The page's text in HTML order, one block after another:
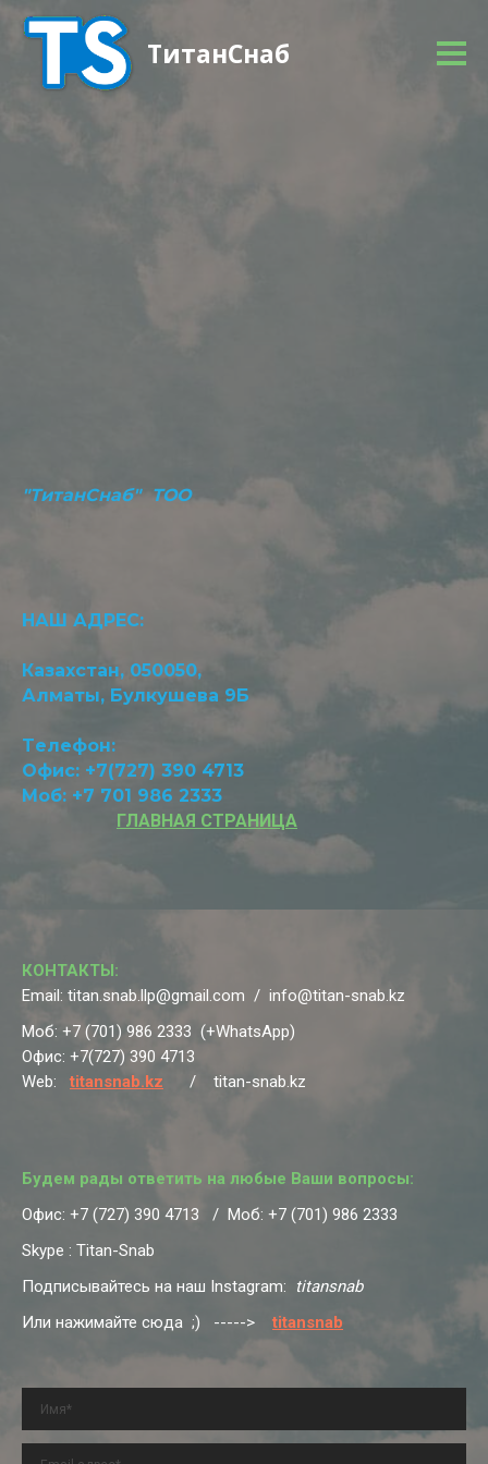
ТитанСнаб
"ТитанСнаб" ТОО
НАШ АДРЕС:
Казахстан, 050050,
Алматы, Булкушева 9Б
Tелефон:
Офис: +7(727) 390 4713
Моб: +7 701 986 2333
ГЛАВНАЯ СТРАНИЦА
КОНТАКТЫ:
Email: titan.snab.llp@gmail.com / info@titan-snab.kz
Moб: +7 (701) 986 2333 (+WhatsApp)
Офис: +7(727) 390 4713
Web: titansnab.kz / titan-snab.kz
Будем рады ответить на любые Ваши вопросы:
Офис: +7 (727) 390 4713 / Моб: +7 (701) 986 2333
Skype : Titan-Snab
Подписывайтесь на наш Instagram:
titansnab
Или нажимайте сюда ;) -----> titansnab